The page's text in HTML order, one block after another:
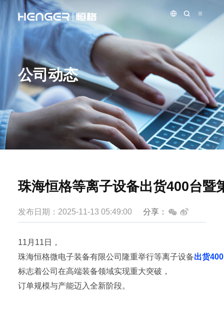
公司动态
珠海恒格等离子设备出货400台暨
发布日期：2025-11-13 05:49:00 分享：
11月11日，
珠海恒格微电子装备有限公司隆重举行等离子设备出货
标志着公司在高端装备领域实现重大突破，
订单规模与产能迈入全新阶段。